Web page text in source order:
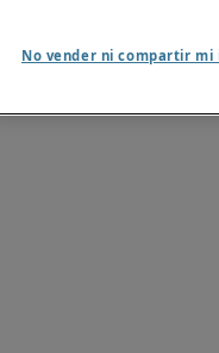
al webmaster
No vender ni compartir mi